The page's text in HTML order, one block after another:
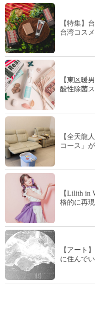
【特集】
台湾コスメ
【東区暖
酸性除菌
【全天龍
コース」
【Lilith in
格的に再
【アート
に住んで